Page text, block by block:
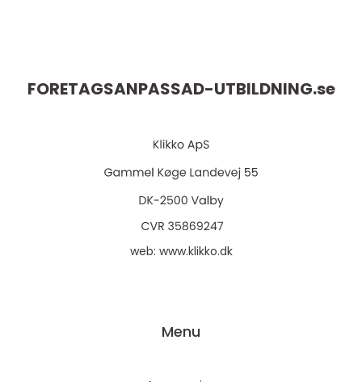
FORETAGSANPASSAD-UTBILDNING.se
web: www.klikko.dk
Menu